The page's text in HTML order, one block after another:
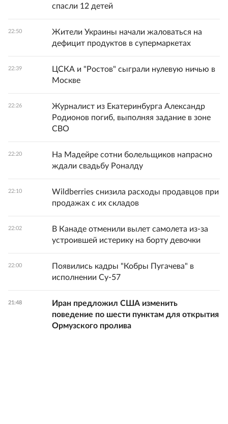
спасли 12 детей
22:50
Жители Украины начали жаловаться на
дефицит продуктов в супермаркетах
22:39
ЦСКА и "Ростов" сыграли нулевую ничью в
Москве
22:26
Журналист из Екатеринбурга Александр
Родионов погиб, выполняя задание в зоне
СВО
22:20
На Мадейре сотни болельщиков напрасно
ждали свадьбу Роналду
22:10
Wildberries снизила расходы продавцов при
продажах с их складов
22:02
В Канаде отменили вылет самолета из-за
устроившей истерику на борту девочки
22:00
Появились кадры "Кобры Пугачева" в
исполнении Су-57
21:48
Иран предложил США изменить
поведение по шести пунктам для открытия
Ормузского пролива